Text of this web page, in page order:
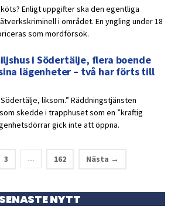
Enligt uppgifter ska den egentliga
i området. En yngling under 18
som mordförsök.
i Södertälje, flera boende
lägenheter – två har förts till
liksom.” Räddningstjänsten
skedde i trapphuset som en ”kraftig
gick inte att öppna.
3 … 162 Nästa →
SENASTE NYTT